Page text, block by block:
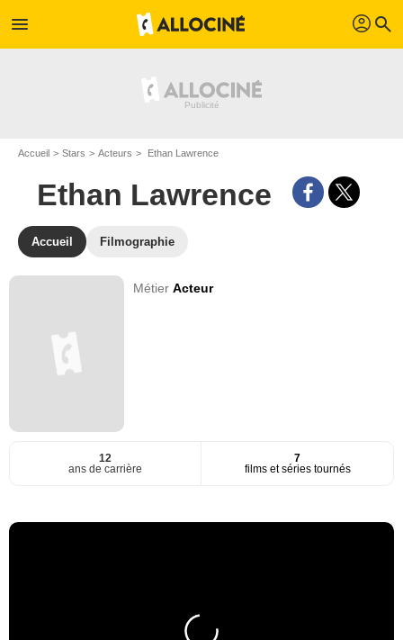
menu profil search
Accueil Stars Acteurs Ethan Lawrence
Ethan Lawrence
Accueil Filmographie
MétierActeur
12
ans de carrière
7
films et séries tournés